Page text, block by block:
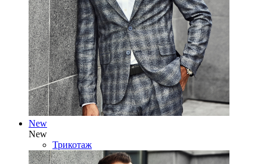
New
New
Трикотаж